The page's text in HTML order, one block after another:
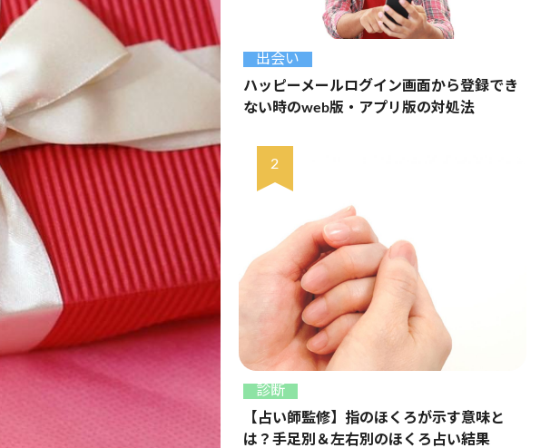
出会い
ハッピーメールログイン画面から登録でき
ない時のweb版・アプリ版の対処法
診断
【占い師監修】指のほくろが示す意味と
は？手足別＆左右別のほくろ占い結果